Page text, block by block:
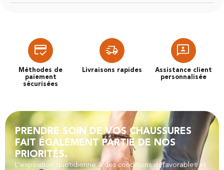
Méthodes de
paiement
sécurisées
Livraisons rapides
Assistance client
personnalisée
PRENDRE SOIN DE VOS CHAUSSURES
FAIT ÉGALEMENT PARTIE DE NOS
PRIORITÉS.
L’exposition quotidienne à des conditions défavorables et